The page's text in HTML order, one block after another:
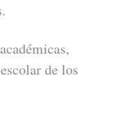
de los